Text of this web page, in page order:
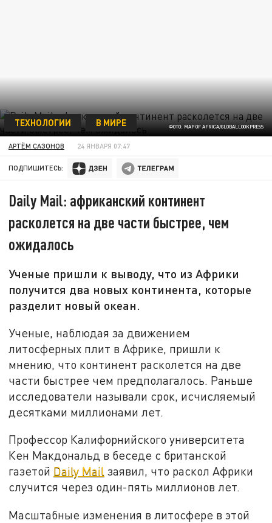
ФОТО: MAP OF AFRICA/GLOBALLOOKPRESS
ТЕХНОЛОГИИ В МИРЕ
АРТЁМ САЗОНОВ 24 ЯНВАРЯ 07:47
ПОДПИШИТЕСЬ:
Daily Mail: африканский континент
расколется на две части быстрее, чем
ожидалось
Ученые пришли к выводу, что из Африки
получится два новых континента, которые
разделит новый океан.
Ученые, наблюдая за движением
литосферных плит в Африке, пришли к
мнению, что континент расколется на две
части быстрее чем предполагалось. Раньше
исследователи называли срок, исчисляемый
десятками миллионами лет.
Профессор Калифорнийского университета
Кен Макдональд в беседе с британской
газетой Daily Mail заявил, что раскол Африки
случится через один-пять миллионов лет.
Масштабные изменения в литосфере в этой